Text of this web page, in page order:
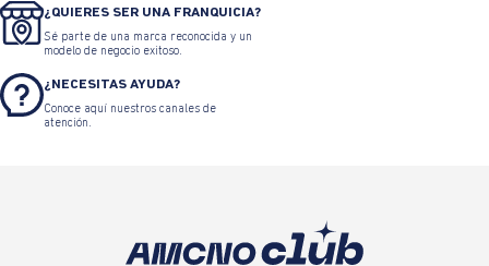
¿QUIERES SER UNA FRANQUICIA?
Sé parte de una marca reconocida y un
modelo de negocio exitoso.
¿NECESITAS AYUDA?
Conoce aquí nuestros canales de
atención.